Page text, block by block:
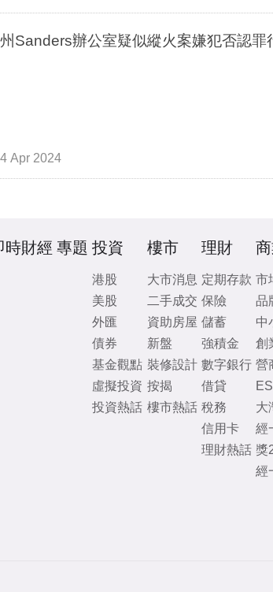
Sanders辦公室疑似縱火案嫌犯否認罪
Apr 2024
時財經 專題 投資
港股
美股
外匯
債券
基金觀點
虛擬投資
投資熱話
樓市
大市消息
二手成交
資助房屋
新盤
裝修設計
按揭
樓市熱話
理財
定期存款
保險
儲蓄
強積金
數字銀行
借貸
稅務
信用卡
理財熱話
市
品
中
創
營
大
經
獎
經